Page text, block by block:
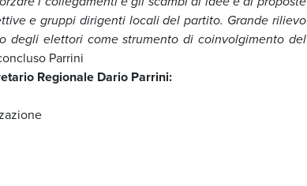
e gruppi dirigenti locali del partito. Grande rilievo
degli elettori come strumento di coinvolgimento del
Parrini
Regionale Dario Parrini: